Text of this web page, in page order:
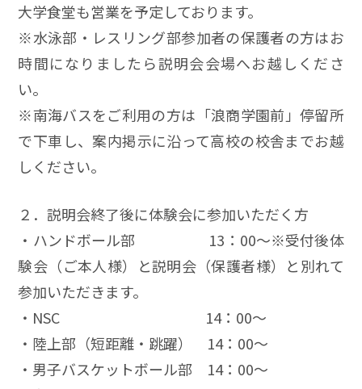
大学食堂も営業を予定しております。
※水泳部・レスリング部参加者の保護者の方はお
時間になりましたら説明会会場へお越しくださ
い。
※南海バスをご利用の方は「浪商学園前」停留所
で下車し、案内掲示に沿って高校の校舎までお越
しください。
２．説明会終了後に体験会に参加いただく方
・ハンドボール部 13：00～※受付後体
験会（ご本人様）と説明会（保護者様）と別れて
参加いただきます。
・NSC 14：00～
・陸上部（短距離・跳躍） 14：00～
・男子バスケットボール部 14：00～